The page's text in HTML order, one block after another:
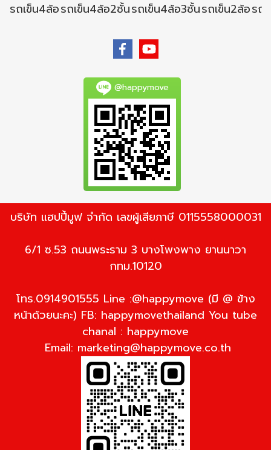
รถเข็น4ล้อรถเข็น4ล้อ2ชั้นรถเข็น4ล้อ3ชั้นรถเข็น2ล้อรถ
@happymove
บริษัท แฮปปี้มูฟ จำกัด เลขผู้เสียภาษี 0115558000031
6/1 ซ.53 ถนนพระราม 3 บางโพงพาง ยานนาวา
กทม.10120
โทร.0914901555 Line :@happymove (มี @ ข้าง
หน้าด้วยนะคะ) FB: happymovethailand You tube
chanal : happymove
Email: marketing@happymove.co.th